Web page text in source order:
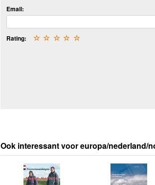
Email:
Rating: ☆
☆
☆
☆
☆
Ook interessant voor europa/nederland/